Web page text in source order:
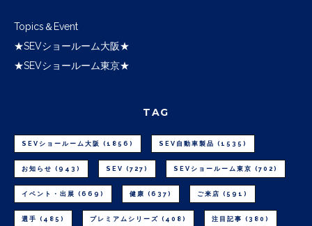
Topics＆Event
★SEVショールーム大阪★
★SEVショールーム東京★
TAG
SEVショールーム大阪 (1856) SEV自動車製品 (1535)
お知らせ (943) SEV (727) SEVショールーム東京 (702)
イベント・出展 (669) 健康 (637) ご来店 (591)
選手 (485) プレミアムシリーズ (408) 注目記事 (380)